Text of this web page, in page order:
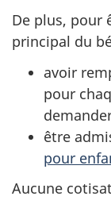
De plus, pour
principal du
avoir
pour
être
pour
Aucune